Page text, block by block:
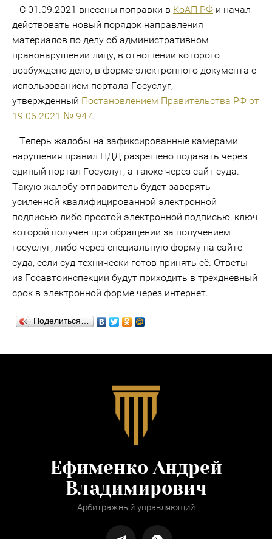
С 01.09.2021 внесены поправки в КоАП РФ и начал
действовать новый порядок направления
материалов по делу об административном
правонарушении лицу, в отношении которого
возбуждено дело, в форме электронного документа с
использованием портала Госуслуг,
утвержденный Постановлением Правительства РФ от
19.06.2021 № 947.
Теперь жалобы на зафиксированные камерами
нарушения правил ПДД разрешено подавать через
единый портал Госуслуг, а также через сайт суда.
Такую жалобу отправитель будет заверять
усиленной квалифицированной электронной
подписью либо простой электронной подписью, ключ
которой получен при обращении за получением
госуслуг, либо через специальную форму на сайте
суда, если суд технически готов принять её. Ответы
из Госавтоинспекции будут приходить в трехдневный
срок в электронной форме через интернет.
Поделиться…
Ефименко Андрей
Владимирович
Арбитражный управляющий